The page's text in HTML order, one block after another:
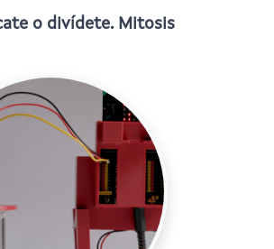
o divídete. Mitosis